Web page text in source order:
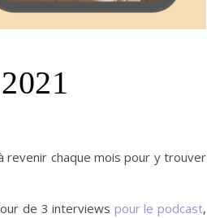
revenir chaque mois pour y trouver
de 3 interviews pour le podcast,